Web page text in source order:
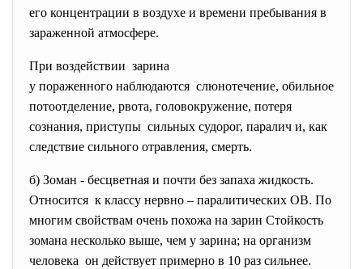
его концентрации в воздухе и времени пребывания в
зараженной атмосфере.
При воздействии зарина
у пораженного наблюдаются слюнотечение, обильное
потоотделение, рвота, головокружение, потеря
сознания, приступы сильных судорог, паралич и, как
следствие сильного отравления, смерть.
б) Зоман - бесцветная и почти без запаха жидкость.
Относится к классу нервно – паралитических ОВ. По
многим свойствам очень похожа на зарин Стойкость
зомана несколько выше, чем у зарина; на организм
человека он действует примерно в 10 раз сильнее.